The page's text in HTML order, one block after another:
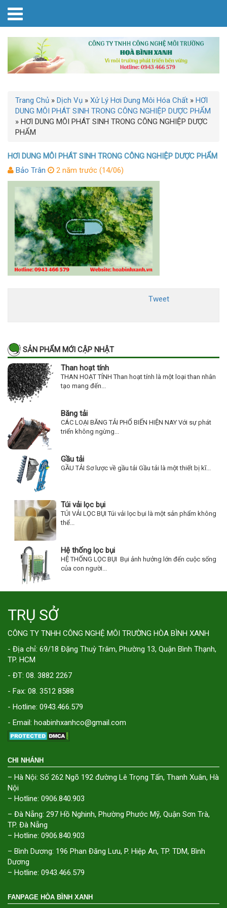
Trang Chủ » Dịch Vụ » Xử Lý Hơi Dung Môi Hóa Chất » HƠI
DUNG MÔI PHÁT SINH TRONG CÔNG NGHIỆP DƯỢC PHẨM
» HƠI DUNG MÔI PHÁT SINH TRONG CÔNG NGHIỆP DƯỢC
PHẨM
HƠI DUNG MÔI PHÁT SINH TRONG CÔNG NGHIỆP DƯỢC PHẨM
Bảo Trân
2 năm trước (14/06)
Tweet
SẢN PHẨM MỚI CẬP NHẬT
Than hoạt tính
THAN HOẠT TÍNH Than hoạt tính là một loại than nhân
tạo mang đến...
Băng tải
CÁC LOẠI BĂNG TẢI PHỔ BIẾN HIỆN NAY Với sự phát
triển không ngừng...
Gầu tải
GẦU TẢI Sơ lược về gầu tải Gầu tải là một thiết bị kĩ...
Túi vải lọc bụi
TÚI VẢI LỌC BỤI Túi vải lọc bụi là một sản phẩm không
thể...
Hệ thống lọc bụi
HỆ THỐNG LỌC BỤI Bụi ảnh hưởng lớn đến cuộc sống
của con người...
TRỤ SỞ
CÔNG TY TNHH CÔNG NGHỆ MÔI TRƯỜNG HÒA BÌNH XANH
- Địa chỉ: 69/18 Đặng Thuỳ Trâm, Phường 13, Quận Bình Thạnh,
TP. HCM
- ĐT: 08. 3882 2267
- Fax: 08. 3512 8588
- Hotline: 0943.466.579
- Email: hoabinhxanhco@gmail.com
CHI NHÁNH
– Hà Nội: Số 262 Ngõ 192 đường Lê Trọng Tấn, Thanh Xuân, Hà
Nội
– Hotline: 0906.840.903
– Đà Nẵng: 297 Hồ Nghinh, Phường Phước Mỹ, Quận Sơn Trà,
TP. Đà Nẵng
– Hotline: 0906.840.903
– Bình Dương: 196 Phan Đăng Lưu, P. Hiệp An, TP. TDM, Bình
Dương
– Hotline: 0943.466.579
FANPAGE HÒA BÌNH XANH